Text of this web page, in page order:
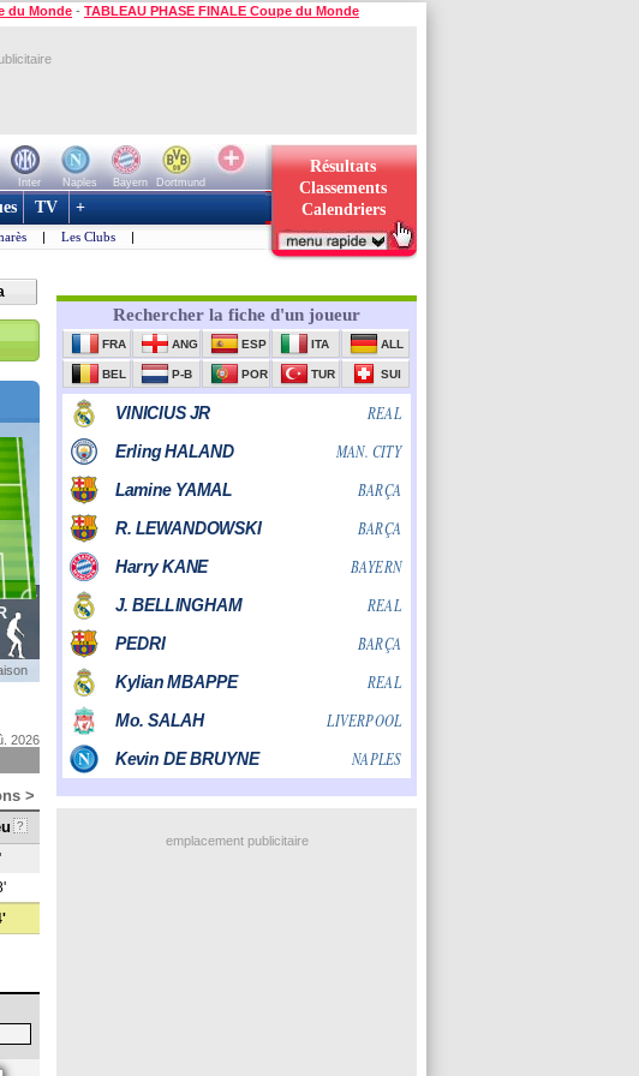
du Monde - TABLEAU PHASE FINALE Coupe du Monde
Inter Naples Bayern
Dortmund
Résultats
Classements
Calendriers
TV +
| Les Clubs |
2026
>
?
emplacement publicitaire